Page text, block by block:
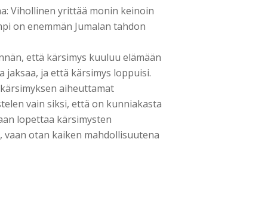
Vihollinen yrittää monin keinoin
on enemmän Jumalan tahdon
että kärsimys kuuluu elämään
ja että kärsimys loppuisi.
aiheuttamat
vain siksi, että on kunniakasta
lopettaa kärsimysten
otan kaiken mahdollisuutena